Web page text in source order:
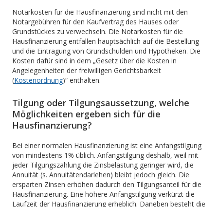
Notarkosten für die Hausfinanzierung sind nicht mit den
Notargebühren für den Kaufvertrag des Hauses oder
Grundstückes zu verwechseln. Die Notarkosten für die
Hausfinanzierung entfallen hauptsächlich auf die Bestellung
und die Eintragung von Grundschulden und Hypotheken. Die
Kosten dafür sind in dem „Gesetz über die Kosten in
Angelegenheiten der freiwilligen Gerichtsbarkeit
(Kostenordnung)“ enthalten.
Tilgung oder Tilgungsaussetzung, welche
Möglichkeiten ergeben sich für die
Hausfinanzierung?
Bei einer normalen Hausfinanzierung ist eine Anfangstilgung
von mindestens 1% üblich. Anfangstilgung deshalb, weil mit
jeder Tilgungszahlung die Zinsbelastung geringer wird, die
Annuität (s. Annuitätendarlehen) bleibt jedoch gleich. Die
ersparten Zinsen erhöhen dadurch den Tilgungsanteil für die
Hausfinanzierung. Eine höhere Anfangstilgung verkürzt die
Laufzeit der Hausfinanzierung erheblich. Daneben besteht die